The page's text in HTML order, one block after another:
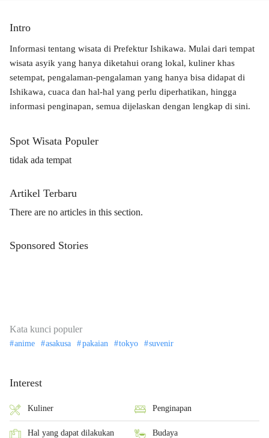
Intro
Informasi tentang wisata di Prefektur Ishikawa. Mulai dari tempat
wisata asyik yang hanya diketahui orang lokal, kuliner khas
setempat, pengalaman-pengalaman yang hanya bisa didapat di
Ishikawa, cuaca dan hal-hal yang perlu diperhatikan, hingga
informasi penginapan, semua dijelaskan dengan lengkap di sini.
Spot Wisata Populer
tidak ada tempat
Artikel Terbaru
There are no articles in this section.
Sponsored Stories
Kata kunci populer
anime asakusa pakaian tokyo suvenir
Interest
Kuliner Penginapan
Hal yang dapat dilakukan Budaya